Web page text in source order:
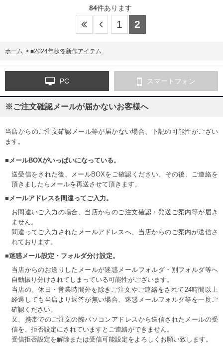
84件あります
1 2
ホーム > ■2024年秋冬新作アイテム
PC スマートフォン
※ご注文確認メールが届かないお客様へ
当店からのご注文確認メール等が届かない場合、下記の可能性がござい
ます。
■メールBOXがいっぱいになっている。
送受信をされた後、メールBOXをご確認ください。その後、ご連絡を
頂きましたらメールを再送させて頂きます。
■メールアドレスを間違ってご入力。
お間違いご入力の場合、当店からのご注文確認・発送ご案内等が届き
ません。
間違ってご入力されたメールアドレスへ、当店からのご案内が送信さ
れております。
■迷惑メール設定・フォルダ分け設定。
当店からのお送りしたメールが迷惑メールフォルダ・別フォルダ等へ
自動振り分けされてしまっている可能性がございます。
当店の、休日・営業時間外を除きご注文やご連絡をされて24時間以上
経過しても当店より返答が無い場合、迷惑メールフォルダ等を一度ご
確認ください。
又、携帯でのご注文の際パソコンアドレスから送信されたメールの受
信を、拒否設定にされていますとご連絡ができません。
受信拒否設定を解除または受信可能設定をよろしくお願い致します。